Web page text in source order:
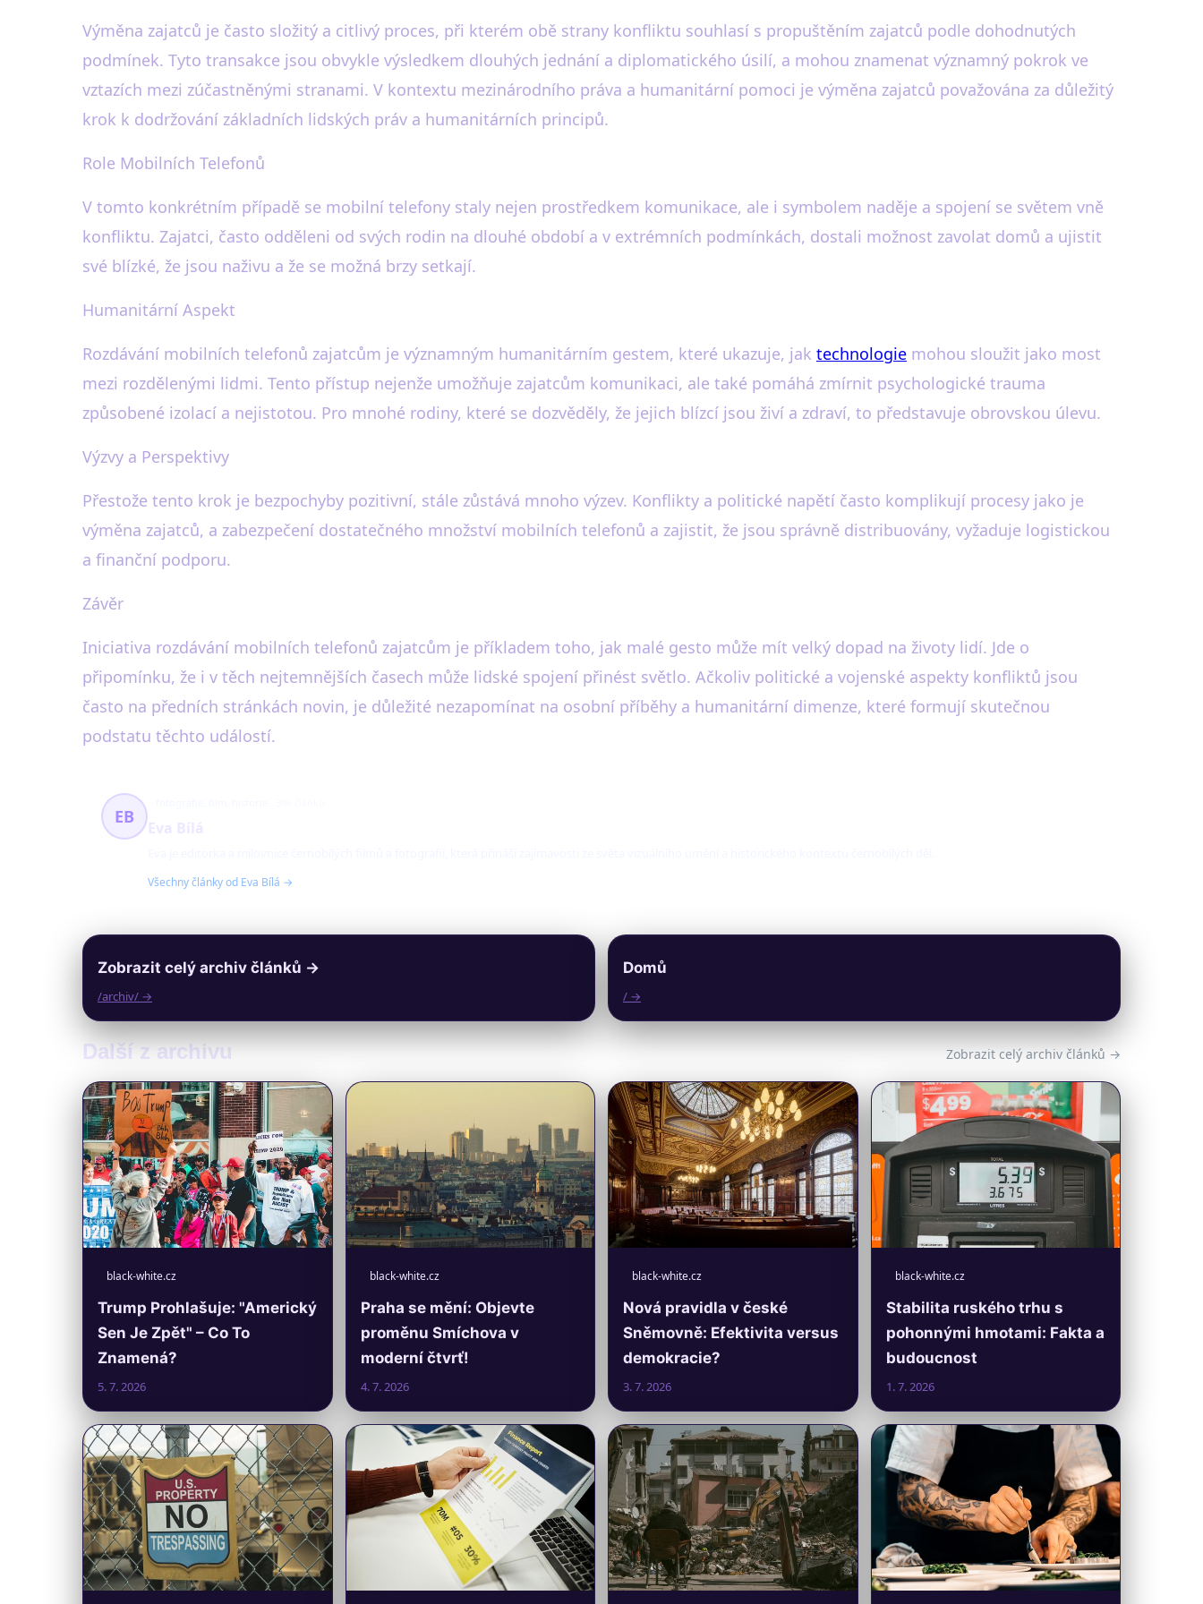
Výměna zajatců je často složitý a citlivý proces, při kterém obě strany konfliktu souhlasí s propuštěním zajatců podle dohodnutých
podmínek. Tyto transakce jsou obvykle výsledkem dlouhých jednání a diplomatického úsilí, a mohou znamenat významný pokrok ve
vztazích mezi zúčastněnými stranami. V kontextu mezinárodního práva a humanitární pomoci je výměna zajatců považována za důležitý
krok k dodržování základních lidských práv a humanitárních principů.
Role Mobilních Telefonů
V tomto konkrétním případě se mobilní telefony staly nejen prostředkem komunikace, ale i symbolem naděje a spojení se světem vně
konfliktu. Zajatci, často odděleni od svých rodin na dlouhé období a v extrémních podmínkách, dostali možnost zavolat domů a ujistit
své blízké, že jsou naživu a že se možná brzy setkají.
Humanitární Aspekt
Rozdávání mobilních telefonů zajatcům je významným humanitárním gestem, které ukazuje, jak technologie mohou sloužit jako most
mezi rozdělenými lidmi. Tento přístup nejenže umožňuje zajatcům komunikaci, ale také pomáhá zmírnit psychologické trauma
způsobené izolací a nejistotou. Pro mnohé rodiny, které se dozvěděly, že jejich blízcí jsou živí a zdraví, to představuje obrovskou úlevu.
Výzvy a Perspektivy
Přestože tento krok je bezpochyby pozitivní, stále zůstává mnoho výzev. Konflikty a politické napětí často komplikují procesy jako je
výměna zajatců, a zabezpečení dostatečného množství mobilních telefonů a zajistit, že jsou správně distribuovány, vyžaduje logistickou
a finanční podporu.
Závěr
Iniciativa rozdávání mobilních telefonů zajatcům je příkladem toho, jak malé gesto může mít velký dopad na životy lidí. Jde o
připomínku, že i v těch nejtemnějších časech může lidské spojení přinést světlo. Ačkoliv politické a vojenské aspekty konfliktů jsou
často na předních stránkách novin, je důležité nezapomínat na osobní příběhy a humanitární dimenze, které formují skutečnou
podstatu těchto událostí.
EB
Všechny články od Eva Bílá →
Zobrazit celý archiv článků →
/archiv/ →
Domů
/ →
Další z archivu Zobrazit celý archiv článků →
black-white.cz
Trump Prohlašuje: "Americký
Sen Je Zpět" – Co To
Znamená?
5. 7. 2026
black-white.cz
Praha se mění: Objevte
proměnu Smíchova v
moderní čtvrť!
4. 7. 2026
black-white.cz
Nová pravidla v české
Sněmovně: Efektivita versus
demokracie?
3. 7. 2026
black-white.cz
Stabilita ruského trhu s
pohonnými hmotami: Fakta a
budoucnost
1. 7. 2026